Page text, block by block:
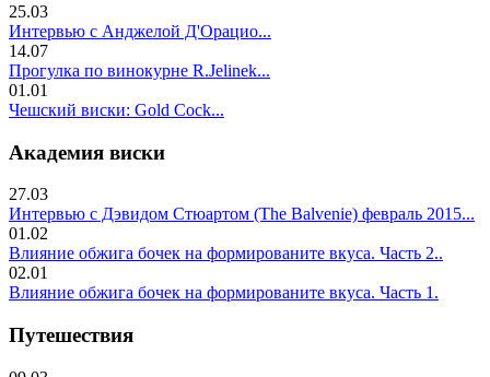
25.03
Интервью с Анджелой Д'Орацио...
14.07
Прогулка по винокурне R.Jelinek...
01.01
Чешский виски: Gold Cock...
Академия виски
27.03
Интервью с Дэвидом Стюартом (The Balvenie) февраль 2015...
01.02
Влияние обжига бочек на формированите вкуса. Часть 2..
02.01
Влияние обжига бочек на формированите вкуса. Часть 1.
Путешествия